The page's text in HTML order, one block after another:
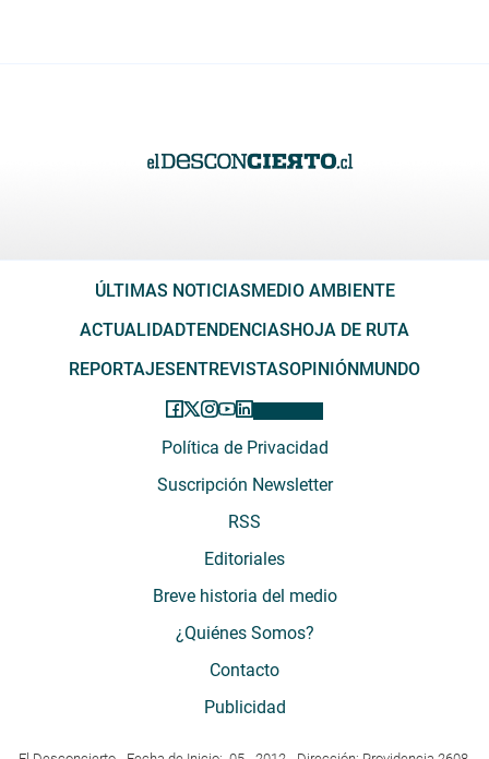
ÚLTIMAS NOTICIASMEDIO AMBIENTE
ACTUALIDADTENDENCIASHOJA DE RUTA
REPORTAJESENTREVISTASOPINIÓNMUNDO
Política de Privacidad
Suscripción Newsletter
RSS
Editoriales
Breve historia del medio
¿Quiénes Somos?
Contacto
Publicidad